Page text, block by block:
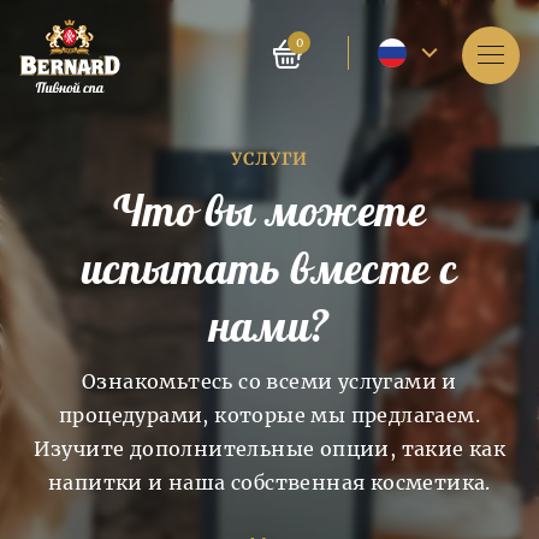
Текущий
язык
-
русский
0
Услуги
О спа
Бронирование
прайс-лист
E-shop
Блог
FAQ
УСЛУГИ
Что вы можете
испытать вместе с
нами?
Ознакомьтесь со всеми услугами и
процедурами, которые мы предлагаем.
Изучите дополнительные опции, такие как
напитки и наша собственная косметика.
История пивных ванн
Спа как таковое появилось 4 тысячи лет назад в
знали о благотворном влиянии спа на организм
Историяпроизводства
пива и солода